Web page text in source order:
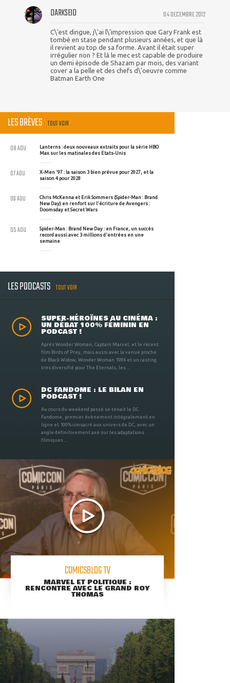
04 DECEMBRE 2012
DARKSEID
C\'est dingue, j\'ai l\'impression que Gary Frank est
tombé en stase pendant plusieurs années, et que là
il revient au top de sa forme. Avant il était super
irrégulier non ? Et là le mec est capable de produire
un demi épisode de Shazam par mois, des variant
cover a la pelle et des chefs d\'oeuvre comme
Batman Earth One
LES BRÈVES TOUT VOIR
Lanterns : deux nouveaux extraits pour la série HBO
Max sur les matinales des Etats-Unis
08 AOU
X-Men '97 : la saison 3 bien prévue pour 2027, et la
saison 4 pour 2028
07 AOU
Chris McKenna et Erik Sommers (Spider-Man : Brand
New Day) en renfort sur l'écriture de Avengers :
Doomsday et Secret Wars
06 AOU
Spider-Man : Brand New Day : en France, un succès
record aussi avec 3 millions d'entrées en une
semaine
05 AOU
LES PODCASTS TOUT VOIR
SUPER-HÉROÏNES AU CINÉMA :
UN DÉBAT 100% FÉMININ EN
PODCAST !
Après Wonder Woman, Captain Marvel, et le récent
film Birds of Prey, mais aussi avec la venue proche
de Black Widow, Wonder Woman 1984 et un casting
très diversifié pour The Eternals, les ...
DC FANDOME : LE BILAN EN
PODCAST !
Au cours du weekend passé se tenait le DC
Fandome, premier évènement intégralement en
ligne et 100% consacré aux univers de DC, avec un
angle définitivement axé sur les adaptations
filmiques ...
COMICSBLOG TV
MARVEL ET POLITIQUE :
RENCONTRE AVEC LE GRAND ROY
THOMAS